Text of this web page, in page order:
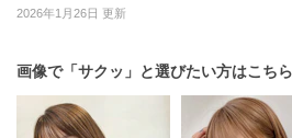
2026年1月26日 更新
画像で「サクッ」と選びたい方はこちら